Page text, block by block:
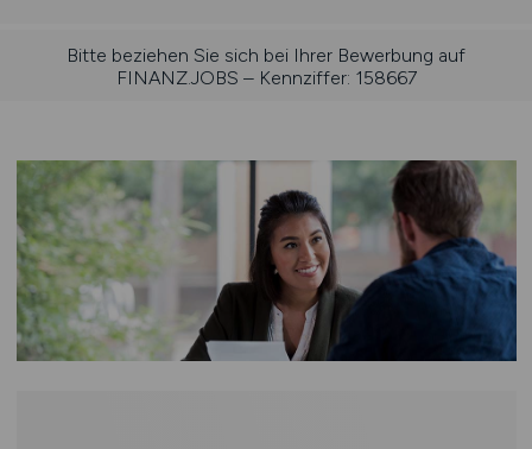
Bitte beziehen Sie sich bei Ihrer Bewerbung auf
FINANZ.JOBS – Kennziffer: 158667